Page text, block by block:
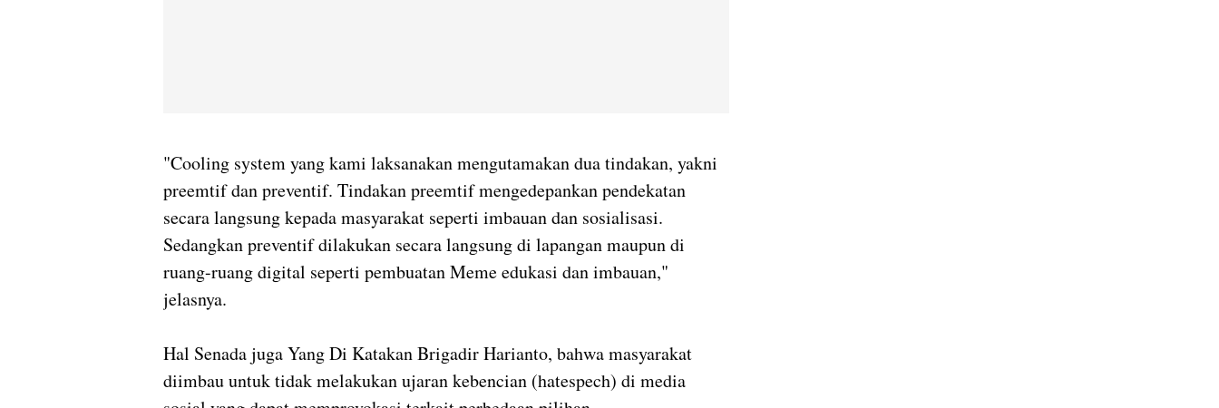
"Cooling system yang kami laksanakan mengutamakan dua tindakan, yakni
preemtif dan preventif. Tindakan preemtif mengedepankan pendekatan
secara langsung kepada masyarakat seperti imbauan dan sosialisasi.
Sedangkan preventif dilakukan secara langsung di lapangan maupun di
ruang-ruang digital seperti pembuatan Meme edukasi dan imbauan,"
jelasnya.
Hal Senada juga Yang Di Katakan Brigadir Harianto, bahwa masyarakat
diimbau untuk tidak melakukan ujaran kebencian (hatespech) di media